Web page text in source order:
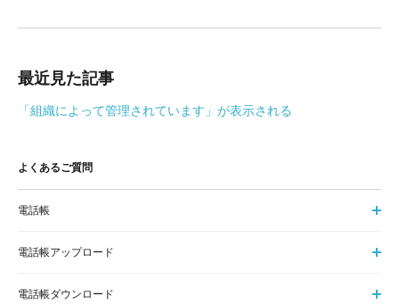
最近見た記事
「組織によって管理されています」が表示される
よくあるご質問
電話帳
電話帳アップロード
電話帳ダウンロード